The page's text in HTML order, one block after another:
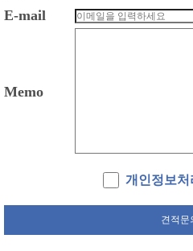
E-mail
Memo
개인정보처